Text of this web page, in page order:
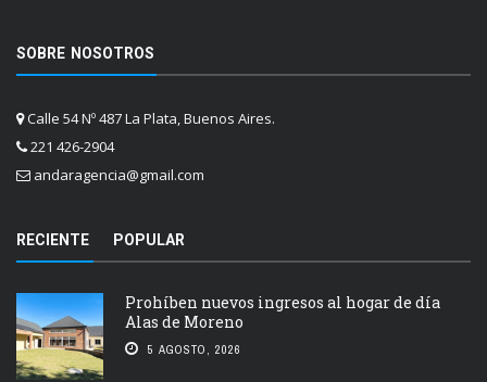
SOBRE NOSOTROS
Calle 54 Nº 487 La Plata, Buenos Aires.
221 426-2904
andaragencia@gmail.com
RECIENTE POPULAR
Prohíben nuevos ingresos al hogar de día
Alas de Moreno
5 AGOSTO, 2026